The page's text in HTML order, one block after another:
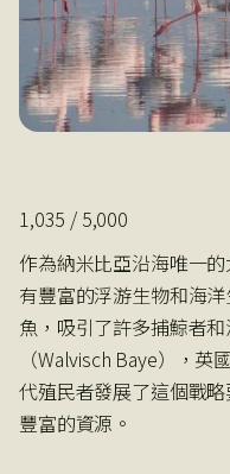
1,035 / 5,000
作為納米比亞沿海唯一
有豐富的浮游生物和海
魚，吸引了許多捕鯨者
（Walvisch Baye），
代殖民者發展了這個戰
豐富的資源。